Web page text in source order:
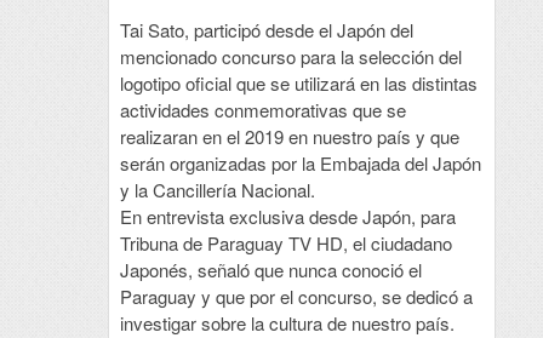
Tai Sato, participó desde el Japón del
mencionado concurso para la selección del
logotipo oficial que se utilizará en las distintas
actividades conmemorativas que se
realizaran en el 2019 en nuestro país y que
serán organizadas por la Embajada del Japón
y la Cancillería Nacional.
En entrevista exclusiva desde Japón, para
Tribuna de Paraguay TV HD, el ciudadano
Japonés, señaló que nunca conoció el
Paraguay y que por el concurso, se dedicó a
investigar sobre la cultura de nuestro país.